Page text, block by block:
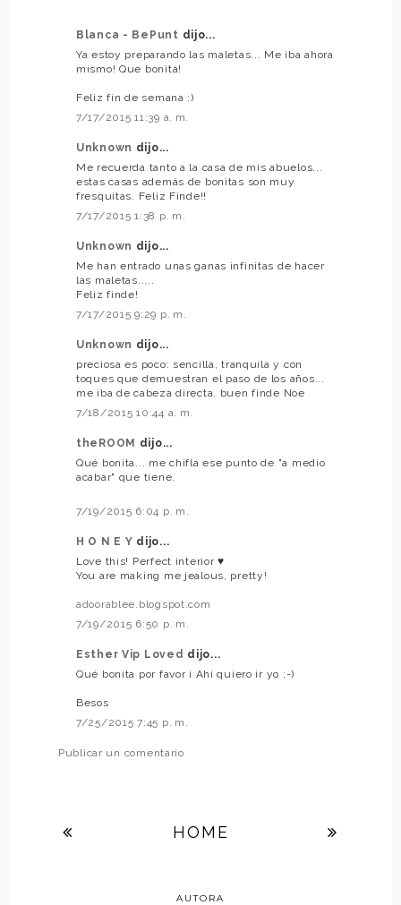
Blanca - BePunt dijo...
Ya estoy preparando las maletas... Me iba ahora
mismo! Que bonita!
Feliz fin de semana :)
7/17/2015 11:39 a. m.
Unknown dijo...
Me recuerda tanto a la casa de mis abuelos...
estas casas además de bonitas son muy
fresquitas. Feliz Finde!!
7/17/2015 1:38 p. m.
Unknown dijo...
Me han entrado unas ganas infinitas de hacer
las maletas.....
Feliz finde!
7/17/2015 9:29 p. m.
Unknown dijo...
preciosa es poco: sencilla, tranquila y con
toques que demuestran el paso de los años...
me iba de cabeza directa. buen finde Noe
7/18/2015 10:44 a. m.
theROOM dijo...
Qué bonita... me chifla ese punto de "a medio
acabar" que tiene.
7/19/2015 6:04 p. m.
H O N E Y dijo...
Love this! Perfect interior ♥
You are making me jealous, pretty!
adoorablee.blogspot.com
7/19/2015 6:50 p. m.
Esther Vip Loved dijo...
Qué bonita por favor ¡ Ahí quiero ir yo ;-)
Besos
7/25/2015 7:45 p. m.
Publicar un comentario
HOME
AUTORA